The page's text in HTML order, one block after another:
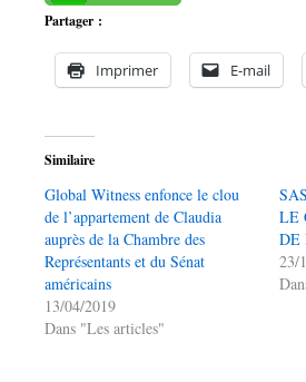
Partager :
Imprimer E-mail
Similaire
Global Witness enfonce le clou
de l’appartement de Claudia
auprès de la Chambre des
Représentants et du Sénat
américains
13/04/2019
Dans "Les articles"
LE
DE
23/